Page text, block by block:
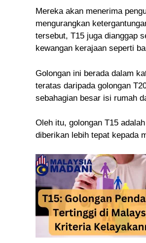
Mereka akan menerima
mengurangkan
tersebut, T15 juga dianggap
kewangan kerajaan seperti
Golongan ini berada dalam
teratas daripada golongan
sebahagian besar isi rumah
Oleh itu, golongan T15
diberikan lebih tepat kepada